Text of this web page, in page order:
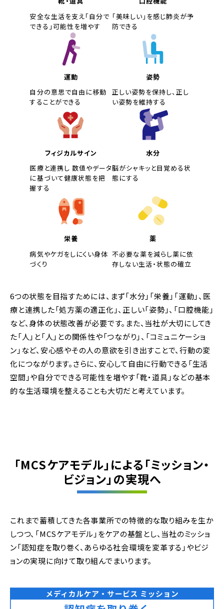
安全な生活を支え「自分で
できる」可能性を増やす
「美味しい」を感じ肺炎が予
防できる
運動
自分の意思で自由に移動
することができる
姿勢
正しい姿勢を保持し、正し
い姿勢を維持する
フィジカルサイン
医療と連携し 数値やデータ
に基づいて健康状態を把
握する
水分
脳がシャキッと目覚める状
態にする
栄養
病気やケガをしにくい身体
づくり
薬
不必要な薬を減らし薬に依
存しない生活・状態の確立
6つの状態を目指すためには、まず「水分」「栄養」「運動」、医
療と連携した「処方薬の適正化」、正しい「姿勢」、「口腔機能」
など、身体の状態改善が必要です。 また、当社が大切にしてき
た「人」と「人」との関係性や「つながり」、「コミュニケーショ
ン」など、安心感やその人の意欲を引き出すことで、行動の変
化につながります。さらに、安心して自由に行動できる「生活
空間」や自分でできる可能性を増やす「靴・道具」などの基本
的な生活環境を整えることも大切だと考えています。
「MCSケアモデル」による「ミッション・
ビジョン」の実現へ
これまで蓄積してきた各事業所での特徴的な取り組みを生か
しつつ、「MCSケアモデル」をケアの基盤とし、当社のミッショ
ン「認知症を取り巻く、あらゆる社会環境を変革する」やビジ
ョンの実現に向けて取り組んでまいります。